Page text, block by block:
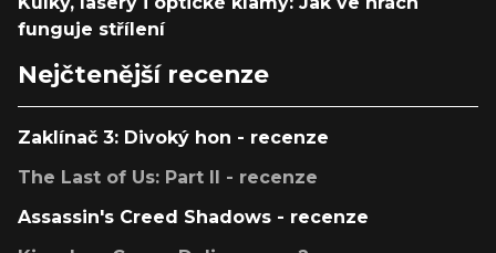
funguje střílení
Nejčtenější recenze
Zaklínač 3: Divoký hon - recenze
The Last of Us: Part II - recenze
Assassin's Creed Shadows - recenze